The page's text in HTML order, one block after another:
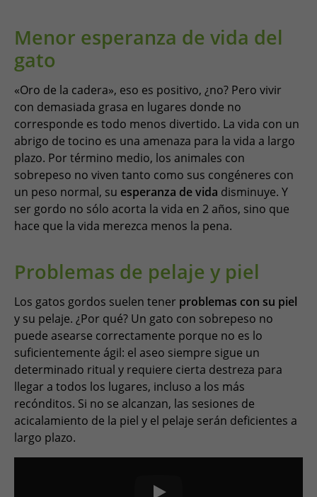
Menor esperanza de vida del
gato
«Oro de la cadera», eso es positivo, ¿no? Pero vivir
con demasiada grasa en lugares donde no
corresponde es todo menos divertido. La vida con un
abrigo de tocino es una amenaza para la vida a largo
plazo. Por término medio, los animales con
sobrepeso no viven tanto como sus congéneres con
un peso normal, su esperanza de vida disminuye. Y
ser gordo no sólo acorta la vida en 2 años, sino que
hace que la vida merezca menos la pena.
Problemas de pelaje y piel
Los gatos gordos suelen tener problemas con su piel
y su pelaje. ¿Por qué? Un gato con sobrepeso no
puede asearse correctamente porque no es lo
suficientemente ágil: el aseo siempre sigue un
determinado ritual y requiere cierta destreza para
llegar a todos los lugares, incluso a los más
recónditos. Si no se alcanzan, las sesiones de
acicalamiento de la piel y el pelaje serán deficientes a
largo plazo.